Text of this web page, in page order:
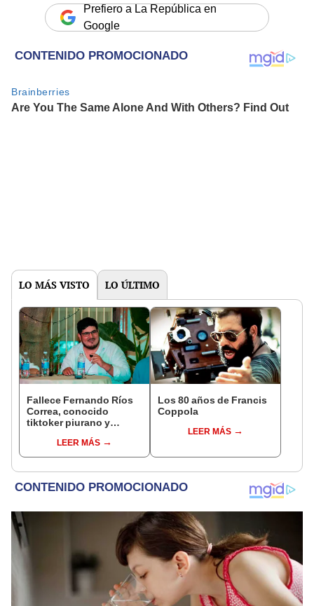
Prefiero a La República en
Google
LO MÁS VISTO LO ÚLTIMO
Fallece Fernando Ríos
Correa, conocido
tiktoker piurano y
LEER MÁS
Los 80 años de Francis
Coppola
LEER MÁS